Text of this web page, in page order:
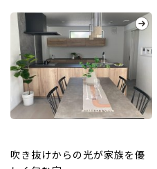
吹き抜けからの光が家族を優